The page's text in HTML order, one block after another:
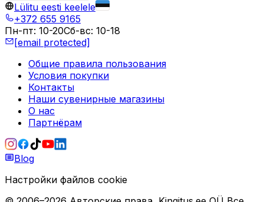
Lülitu eesti keelele
+372 655 9165
Пн-пт: 10-20Сб-вс: 10-18
[email protected]
Общие правила пользования
Условия покупки
Контакты
Наши сувенирные магазины
О нас
Партнёрам
Blog
Настройки файлов cookie